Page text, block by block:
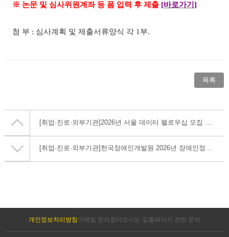
※ 논문 및 심사위원계좌 등 폼 입력 후 제출 [바로가기 ]
첨 부 : 심사계획 및 제출서류양식 각 1 부.
목록
[취업·진로·외부기관]2026년 서울 데이터 펠로우십 모집 안내
[취업·진로·외부기관] 한국장애인개발원 2026년 장애인정책 연구 공모사업 안내
개인정보처리방침 이메일 문의 찾아오시는 길 홈페이지 관련 문의